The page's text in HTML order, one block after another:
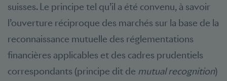
suisses. Le principe tel qu’il a été convenu, à savoir
l’ouverture réciproque des marchés sur la base de la
reconnaissance mutuelle des réglementations
financières applicables et des cadres prudentiels
correspondants (principe dit de mutual recognition)